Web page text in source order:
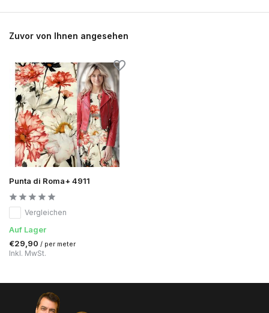
Zuvor von Ihnen angesehen
Punta di Roma+ 4911
Vergleichen
Auf Lager
€29,90 / per meter
Inkl. MwSt.